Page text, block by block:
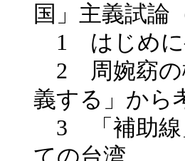
国」主義試論
1 はじめに
2 周婉窈の
義する」から
3 「補助線